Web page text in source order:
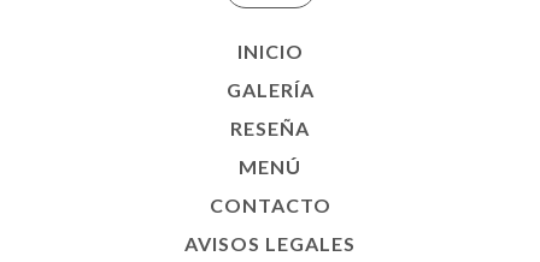
INICIO
GALERÍA
RESEÑA
MENÚ
CONTACTO
AVISOS LEGALES